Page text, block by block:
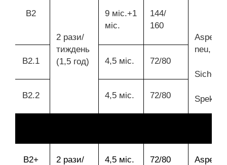
В2
2 рази/
тиждень
(1,5 год)
9 міс.+1
міс.
144/
160
Aspekte
neu,
Sicher,
В2.1 4,5 міс. 72/80
В2.2 4,5 міс. 72/80
B2+
2 рази/
4,5 міс. 72/80
Aspekte